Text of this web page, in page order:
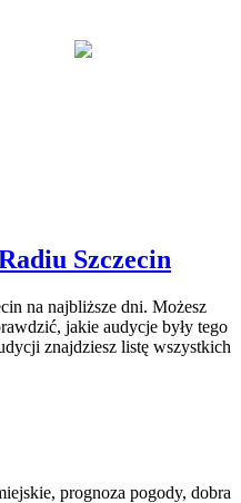
Szczecin
na najbliższe dni. Możesz
jakie audycje były tego
znajdziesz listę wszystkich
prognoza pogody, dobra